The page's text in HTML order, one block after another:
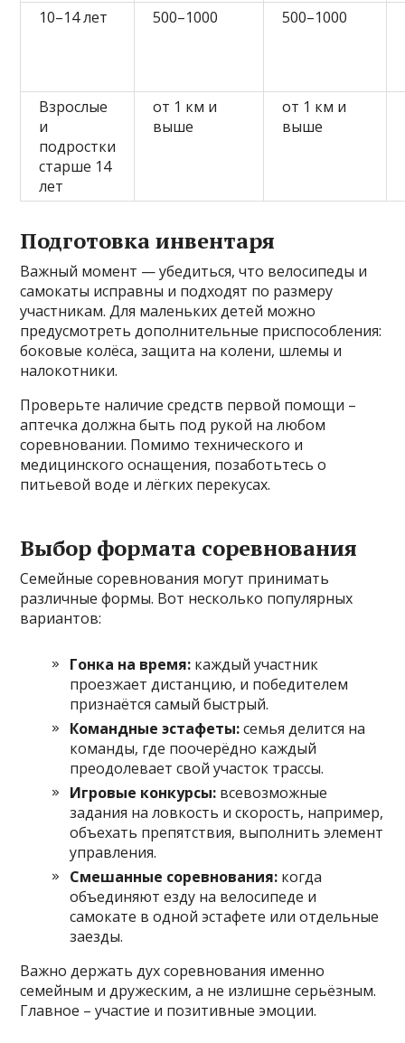
10–14 лет 500–1000 500–1000
Взрослые
и
подростки
старше 14
лет
от 1 км и
выше
от 1 км и
выше
Подготовка инвентаря
Важный момент — убедиться, что велосипеды и
самокаты исправны и подходят по размеру
участникам. Для маленьких детей можно
предусмотреть дополнительные приспособления:
боковые колёса, защита на колени, шлемы и
налокотники.
Проверьте наличие средств первой помощи –
аптечка должна быть под рукой на любом
соревновании. Помимо технического и
медицинского оснащения, позаботьтесь о
питьевой воде и лёгких перекусах.
Выбор формата соревнования
Семейные соревнования могут принимать
различные формы. Вот несколько популярных
вариантов:
Гонка на время: каждый участник
проезжает дистанцию, и победителем
признаётся самый быстрый.
Командные эстафеты:семья делится на
команды, где поочерёдно каждый
преодолевает свой участок трассы.
Игровые конкурсы: всевозможные
задания на ловкость и скорость, например,
объехать препятствия, выполнить элемент
управления.
Смешанные соревнования: когда
объединяют езду на велосипеде и
самокате в одной эстафете или отдельные
заезды.
Важно держать дух соревнования именно
семейным и дружеским, а не излишне серьёзным.
Главное – участие и позитивные эмоции.